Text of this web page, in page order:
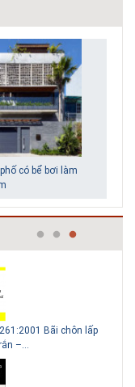
có bể bơi làm
sử dụng gạch block
Bãi chôn lấp
–...